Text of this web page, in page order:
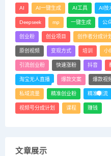
AI AI一键生成 AI工具 AI技
Deepseek mp 一键生成 公
创业粉 创业项目 创作者分成计
原创视频 变现方式 培训 小
引流创业粉 快速涨粉 抖音
淘宝无人直播 爆款文案 爆款视
私域流量 精准创业粉 精准引流
视频号分成计划 课程 赚钱
文章展示